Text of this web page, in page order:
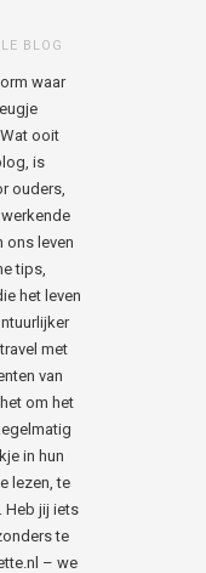
BLOG
waar
ooit
is
ouders,
ons leven
tips,
het leven
met
van
om het
in hun
lezen, te
Heb jij iets
te
– we